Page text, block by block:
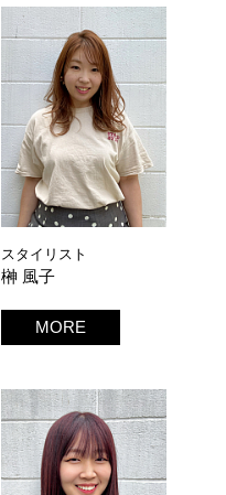
スタイリスト
榊 風子
MORE